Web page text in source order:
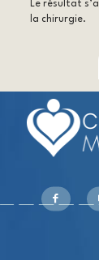
Le résultat
la chirurgie.